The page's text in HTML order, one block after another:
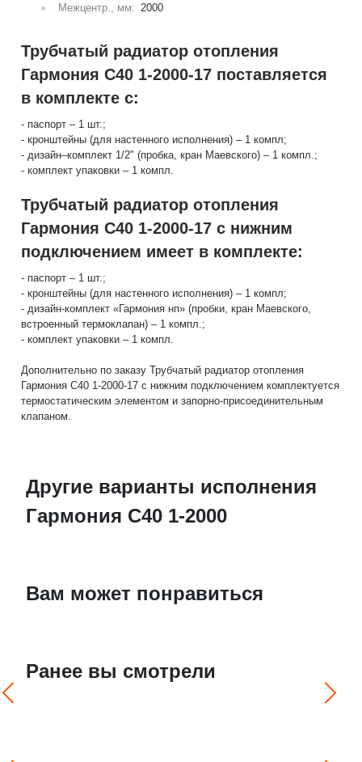
Межцентр., мм: 2000
Трубчатый радиатор отопления
Гармония С40 1-2000-17 поставляется
в комплекте с:
- паспорт – 1 шт.;
- кронштейны (для настенного исполнения) – 1 компл;
- дизайн–комплект 1/2" (пробка, кран Маевского) – 1 компл.;
- комплект упаковки – 1 компл.
Трубчатый радиатор отопления
Гармония С40 1-2000-17 с нижним
подключением имеет в комплекте:
- паспорт – 1 шт.;
- кронштейны (для настенного исполнения) – 1 компл;
- дизайн-комплект «Гармония нп» (пробки, кран Маевского,
встроенный термоклапан) – 1 компл.;
- комплект упаковки – 1 компл.
Дополнительно по заказу Трубчатый радиатор отопления
Гармония С40 1-2000-17 с нижним подключением комплектуется
термостатическим элементом и запорно-присоединительным
клапаном.
Другие варианты исполнения
Гармония С40 1-2000
Вам может понравиться
Ранее вы смотрели